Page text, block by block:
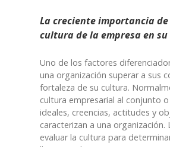
La creciente importancia
cultura de la empresa en
Uno de los factores
una organización superar a sus
fortaleza de su cultura.
cultura empresarial al conjunto
ideales, creencias, actitudes y
caracterizan a una organización.
evaluar la cultura para